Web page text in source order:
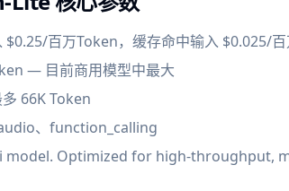
$0.25/百万Token，缓存命中输入 $0.025/
— 目前商用模型中最大
66K Token
、function_calling
model. Optimized for high-throughput,